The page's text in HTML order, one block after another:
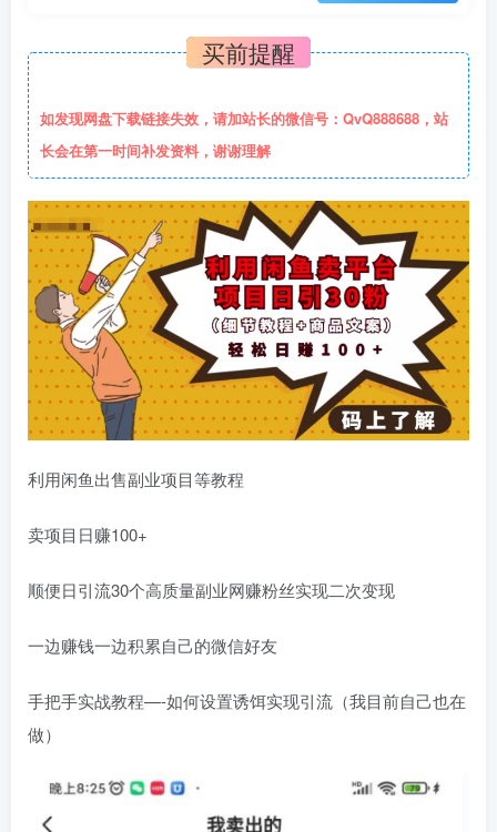
买前提醒
如发现网盘下载链接失效，请加站长的微信号：QvQ888688，站
长会在第一时间补发资料，谢谢理解
利用闲鱼出售副业项目等教程
卖项目日赚100+
顺便日引流30个高质量副业网赚粉丝实现二次变现
一边赚钱一边积累自己的微信好友
手把手实战教程—-如何设置诱饵实现引流（我目前自己也在
做）